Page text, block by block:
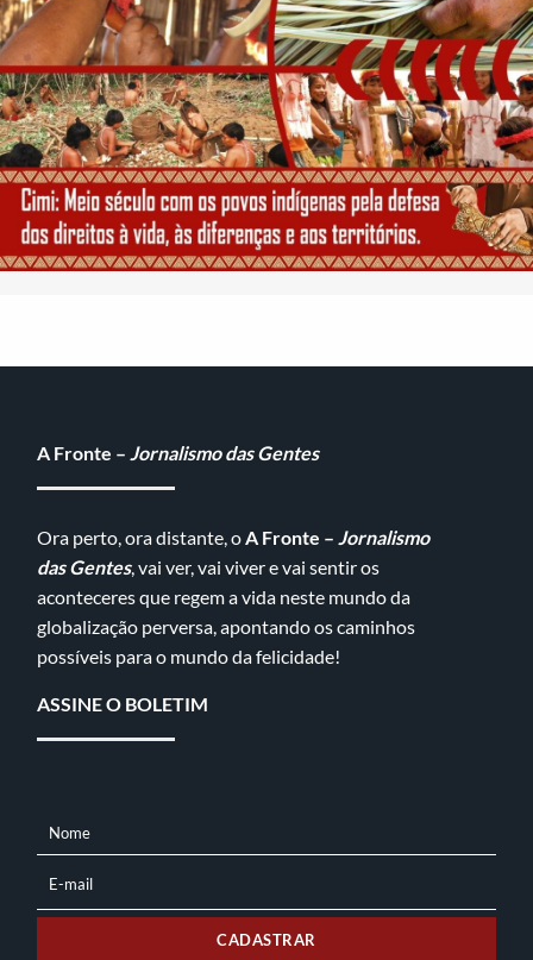
A Fronte – Jornalismo das Gentes
Ora perto, ora distante, oA Fronte – Jornalismo
das Gentes, vai ver, vai viver e vai sentir os
aconteceres que regem a vida neste mundo da
globalização perversa, apontando os caminhos
possíveis para o mundo da felicidade!
ASSINE O BOLETIM
NOME
Nome
MAIL
E-mail
CADASTRAR